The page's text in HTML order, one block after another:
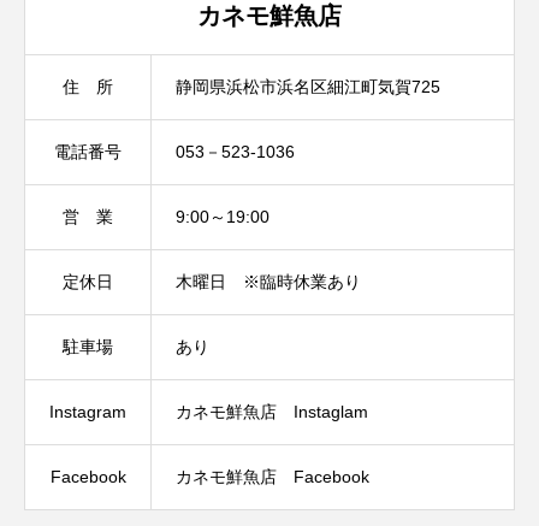
カネモ鮮魚店
住 所 静岡県浜松市浜名区細江町気賀725
電話番号 053－523-1036
営 業 9:00～19:00
定休日 木曜日 ※臨時休業あり
駐車場 あり
Instagram カネモ鮮魚店 Instaglam
Facebook カネモ鮮魚店 Facebook